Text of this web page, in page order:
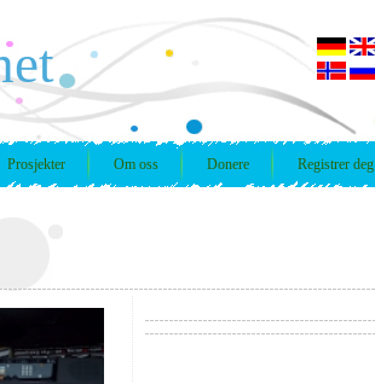
Prosjekter Om oss Donere Registrer deg